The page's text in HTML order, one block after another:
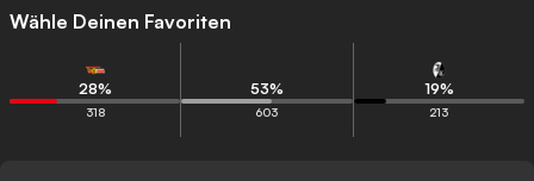
Wähle Deinen Favoriten
28%
318
53%
603
19%
213